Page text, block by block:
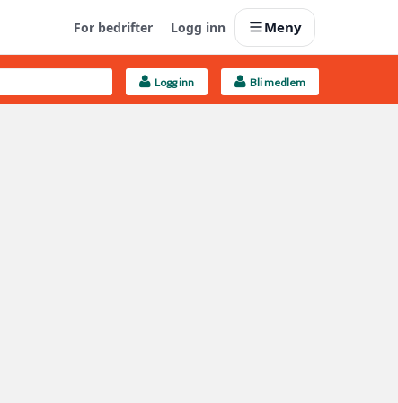
For bedrifter Logg inn Meny
Last opp selv Logg inn Bli medlem